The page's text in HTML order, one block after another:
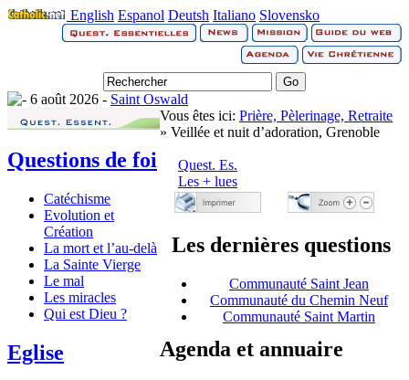
English Espanol Deutsh Italiano Slovensko
6 août 2026 - Saint Oswald
Questions de foi
Catéchisme
Evolution et
Création
La mort et l’au-delà
La Sainte Vierge
Le mal
Les miracles
Qui est Dieu ?
Eglise
Vous êtes ici: Prière, Pèlerinage, Retraite
» Veillée et nuit d’adoration, Grenoble
Quest. Es.
Les + lues
Les dernières questions
Communauté Saint Jean
Communauté du Chemin Neuf
Communauté Saint Martin
Agenda et annuaire